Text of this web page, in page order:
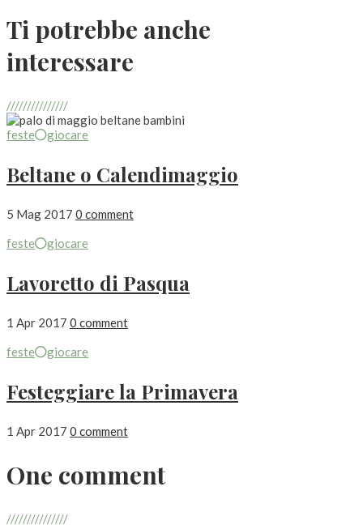
Ti potrebbe anche
interessare
///////////////
feste
giocare
Beltane o Calendimaggio
5 Mag 2017 0 comment
feste
giocare
Lavoretto di Pasqua
1 Apr 2017 0 comment
feste
giocare
Festeggiare la Primavera
1 Apr 2017 0 comment
One comment
///////////////